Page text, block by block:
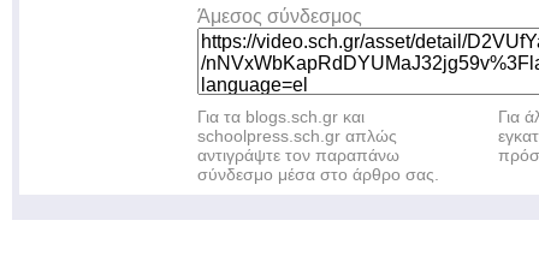
Άμεσος σύνδεσμος
Για τα blogs.sch.gr και
schoolpress.sch.gr απλώς
αντιγράψτε τον παραπάνω
σύνδεσμο μέσα στο άρθρο σας.
Για